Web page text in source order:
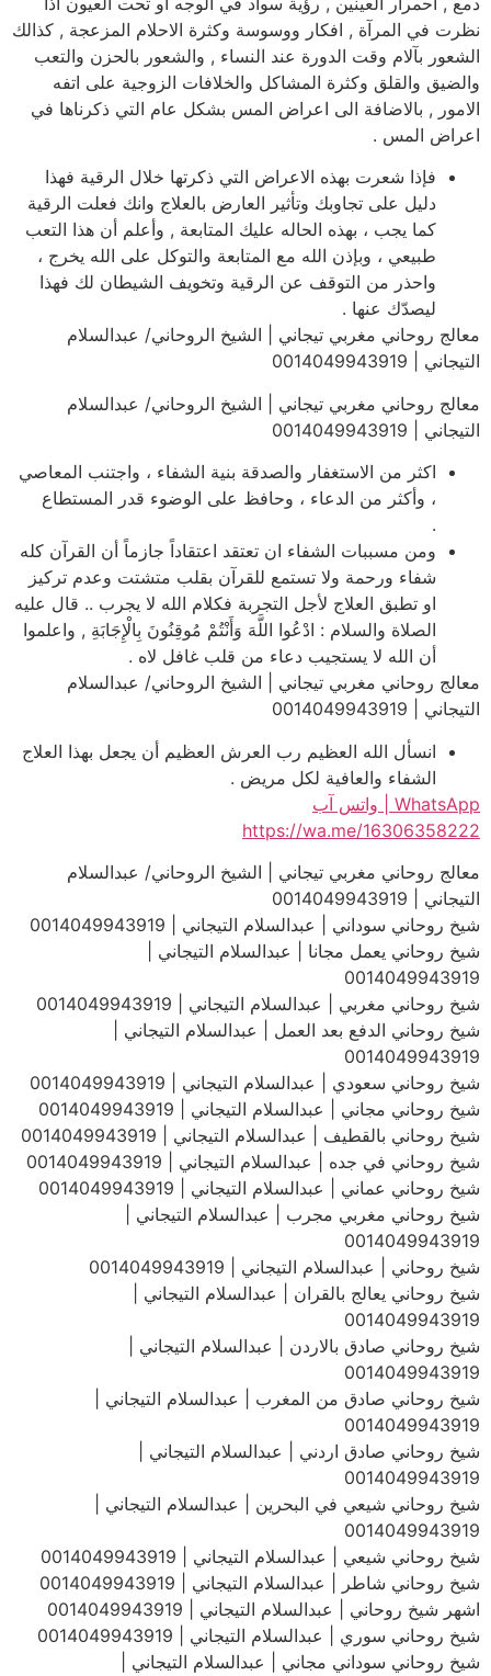
نظرت في المرآة , افكار ووسوسة وكثرة الاحلام المزعجة , كذالك
الشعور بآلام وقت الدورة عند النساء , والشعور بالحزن والتعب
والضيق والقلق وكثرة المشاكل والخلافات الزوجية على اتفه
الامور , بالاضافة الى اعراض المس بشكل عام التي ذكرناها في
اعراض المس .
فإذا شعرت بهذه الاعراض التي ذكرتها خلال الرقية فهذا
دليل على تجاوبك وتأثير العارض بالعلاج وانك فعلت الرقية
كما يجب ، بهذه الحاله عليك المتابعة , وأعلم أن هذا التعب
طبيعي ، وبإذن الله مع المتابعة والتوكل على الله يخرج ،
واحذر من التوقف عن الرقية وتخويف الشيطان لك فهذا
ليصدّك عنها .
معالج روحاني مغربي تيجاني | الشيخ الروحاني/ عبدالسلام
التيجاني | 0014049943919
معالج روحاني مغربي تيجاني | الشيخ الروحاني/ عبدالسلام
التيجاني | 0014049943919
اكثر من الاستغفار والصدقة بنية الشفاء ، واجتنب المعاصي
، وأكثر من الدعاء ، وحافظ على الوضوء قدر المستطاع
.
ومن مسببات الشفاء ان تعتقد اعتقاداً جازماً أن القرآن كله
شفاء ورحمة ولا تستمع للقرآن بقلب متشتت وعدم تركيز
او تطبق العلاج لأجل التجربة فكلام الله لا يجرب .. قال عليه
الصلاة والسلام : ادْعُوا اللَّهَ وَأَنْتُمْ مُوقِنُونَ بِالْإِجَابَةِ , واعلموا
أن الله لا يستجيب دعاء من قلب غافل لاه .
معالج روحاني مغربي تيجاني | الشيخ الروحاني/ عبدالسلام
التيجاني | 0014049943919
انسأل الله العظيم رب العرش العظيم أن يجعل بهذا العلاج
الشفاء والعافية لكل مريض .
WhatsApp | واتس آب
https://wa.me/16306358222
معالج روحاني مغربي تيجاني | الشيخ الروحاني/ عبدالسلام
التيجاني | 0014049943919
شيخ روحاني سوداني | عبدالسلام التيجاني | 0014049943919
شيخ روحاني يعمل مجانا | عبدالسلام التيجاني |
0014049943919
شيخ روحاني مغربي | عبدالسلام التيجاني | 0014049943919
شيخ روحاني الدفع بعد العمل | عبدالسلام التيجاني |
0014049943919
شيخ روحاني سعودي | عبدالسلام التيجاني | 0014049943919
شيخ روحاني مجاني | عبدالسلام التيجاني | 0014049943919
شيخ روحاني بالقطيف | عبدالسلام التيجاني | 0014049943919
شيخ روحاني في جده | عبدالسلام التيجاني | 0014049943919
شيخ روحاني عماني | عبدالسلام التيجاني | 0014049943919
شيخ روحاني مغربي مجرب | عبدالسلام التيجاني |
0014049943919
شيخ روحاني | عبدالسلام التيجاني | 0014049943919
شيخ روحاني يعالج بالقران | عبدالسلام التيجاني |
0014049943919
شيخ روحاني صادق بالاردن | عبدالسلام التيجاني |
0014049943919
شيخ روحاني صادق من المغرب | عبدالسلام التيجاني |
0014049943919
شيخ روحاني صادق اردني | عبدالسلام التيجاني |
0014049943919
شيخ روحاني شيعي في البحرين | عبدالسلام التيجاني |
0014049943919
شيخ روحاني شيعي | عبدالسلام التيجاني | 0014049943919
شيخ روحاني شاطر | عبدالسلام التيجاني | 0014049943919
اشهر شيخ روحاني | عبدالسلام التيجاني | 0014049943919
شيخ روحاني سوري | عبدالسلام التيجاني | 0014049943919
شيخ روحاني سوداني مجاني | عبدالسلام التيجاني |